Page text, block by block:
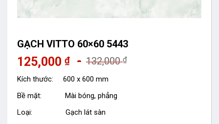
GẠCH VITTO 60×60 5443
132,000₫
125,000 ₫
Kích thước: 600 x 600 mm
Bề mặt: Mài bóng, phẳng
Loại: Gạch lát sàn